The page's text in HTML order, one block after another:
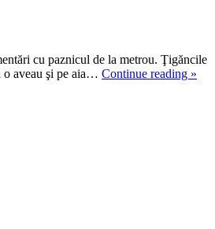
cu paznicul de la metrou. Ţigăncile
o aveau şi pe aia… Continue reading »